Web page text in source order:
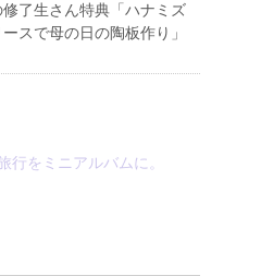
了生さん特典「ハナミズ
スで母の日の陶板作り」
行をミニアルバムに。